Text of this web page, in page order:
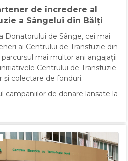
de încredere al
a Sângelui din Bălți
Donatorului de Sânge, cei mai
ai Centrului de Transfuzie din
mai multor ani angajații
Centrului de Transfuzie
și colectare de fonduri.
campaniilor de donare lansate la